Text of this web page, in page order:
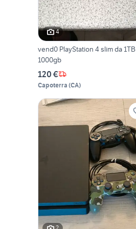
4
vend0 PlayStation 4 slim da 1TB
1000gb
120 €
Capoterra (CA)